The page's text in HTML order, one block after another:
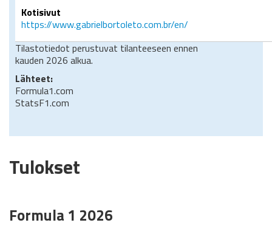
Kotisivut
https://www.gabrielbortoleto.com.br/en/
Tilastotiedot perustuvat tilanteeseen ennen
kauden 2026 alkua.
Lähteet:
Formula1.com
StatsF1.com
Tulokset
Formula 1 2026